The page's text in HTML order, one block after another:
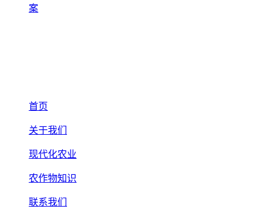
案
首页
关于我们
现代化农业
农作物知识
联系我们